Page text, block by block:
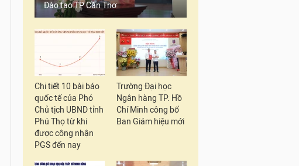
Đào tạo TP Cần Thơ
Chi tiết 10 bài báo
quốc tế của Phó
Chủ tịch UBND tỉnh
Phú Thọ từ khi
được công nhận
PGS đến nay
Trường Đại học
Ngân hàng TP. Hồ
Chí Minh công bố
Ban Giám hiệu mới